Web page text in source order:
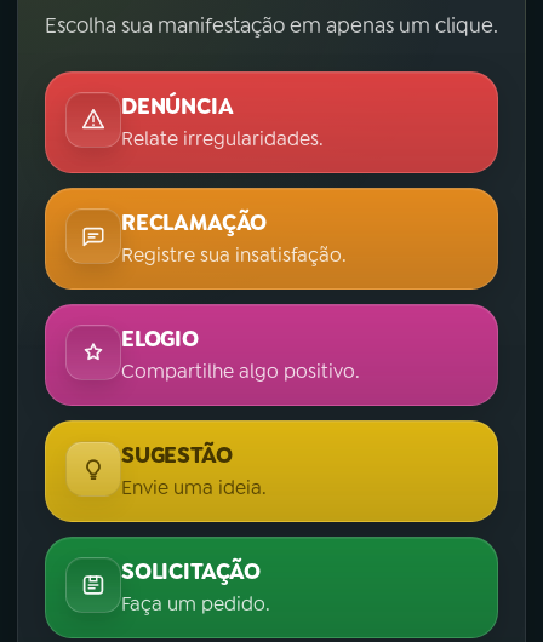
Escolha sua manifestação em apenas um clique.
DENÚNCIA
Relate irregularidades.
RECLAMAÇÃO
Registre sua insatisfação.
ELOGIO
Compartilhe algo positivo.
SUGESTÃO
Envie uma ideia.
SOLICITAÇÃO
Faça um pedido.